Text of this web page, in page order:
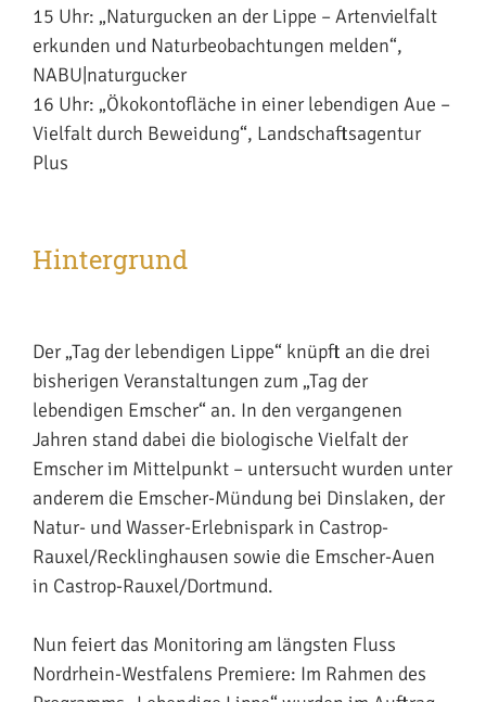
15 Uhr: „Naturgucken an der Lippe – Artenvielfalt
erkunden und Naturbeobachtungen melden“,
NABU|naturgucker
16 Uhr: „Ökokontofläche in einer lebendigen Aue –
Vielfalt durch Beweidung“, Landschaftsagentur
Plus
Hintergrund
Der „Tag der lebendigen Lippe“ knüpft an die drei
bisherigen Veranstaltungen zum „Tag der
lebendigen Emscher“ an. In den vergangenen
Jahren stand dabei die biologische Vielfalt der
Emscher im Mittelpunkt – untersucht wurden unter
anderem die Emscher-Mündung bei Dinslaken, der
Natur- und Wasser-Erlebnispark in Castrop-
Rauxel/Recklinghausen sowie die Emscher-Auen
in Castrop-Rauxel/Dortmund.
Nun feiert das Monitoring am längsten Fluss
Nordrhein-Westfalens Premiere: Im Rahmen des